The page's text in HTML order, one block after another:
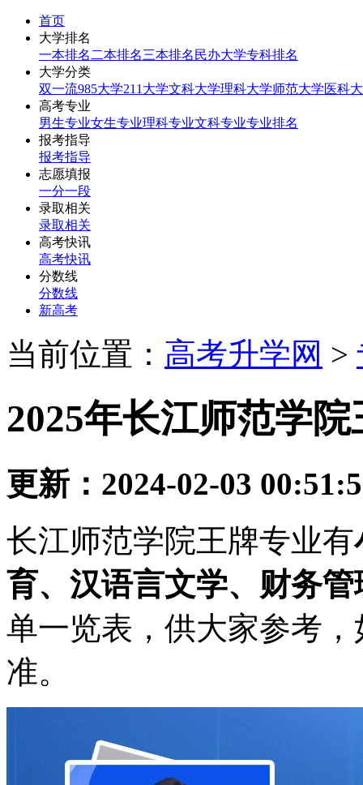
首页
大学排名
一本排名 二本排名三本排名 民办大学专科排名
大学分类
双一流985大学211大学文科大学理科大学师范大学医科
高考专业
男生专业女生专业理科专业文科专业专业排名
报考指导
报考指导
志愿填报
一分一段
录取相关
录取相关
高考快讯
高考快讯
分数线
分数线
新高考
当前位置： 高考升学网 >
2025年长江师范学
更新：2024-02-03
长江师范学院王牌专业有
育、汉语言文学、财务
单一览表，供大家参考
准。